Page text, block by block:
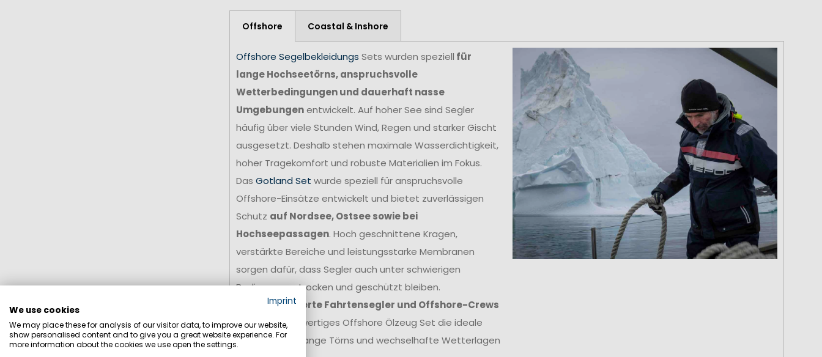
Offshore Coastal & Inshore
Offshore Segelbekleidungs Sets wurden speziell für
lange Hochseetörns, anspruchsvolle
Wetterbedingungen und dauerhaft nasse
Umgebungenentwickelt. Auf hoher See sind Segler
häufig über viele Stunden Wind, Regen und starker Gischt
ausgesetzt. Deshalb stehen maximale Wasserdichtigkeit,
hoher Tragekomfort und robuste Materialien im Fokus.
Das Gotland Set wurde speziell für anspruchsvolle
Offshore-Einsätze entwickelt und bietet zuverlässigen
Schutz auf Nordsee, Ostsee sowie bei
Hochseepassagen. Hoch geschnittene Kragen,
verstärkte Bereiche und leistungsstarke Membranen
sorgen dafür, dass Segler auch unter schwierigen
Bedingungen trocken und geschützt bleiben.
Für ambitionierte Fahrtensegler und Offshore-Crews
stellt ein hochwertiges Offshore Ölzeug Set die ideale
Grundlage für lange Törns und wechselhafte Wetterlagen
Imprint
We use cookies
We may place these for analysis of our visitor data, to improve our website,
show personalised content and to give you a great website experience. For
more information about the cookies we use open the settings.